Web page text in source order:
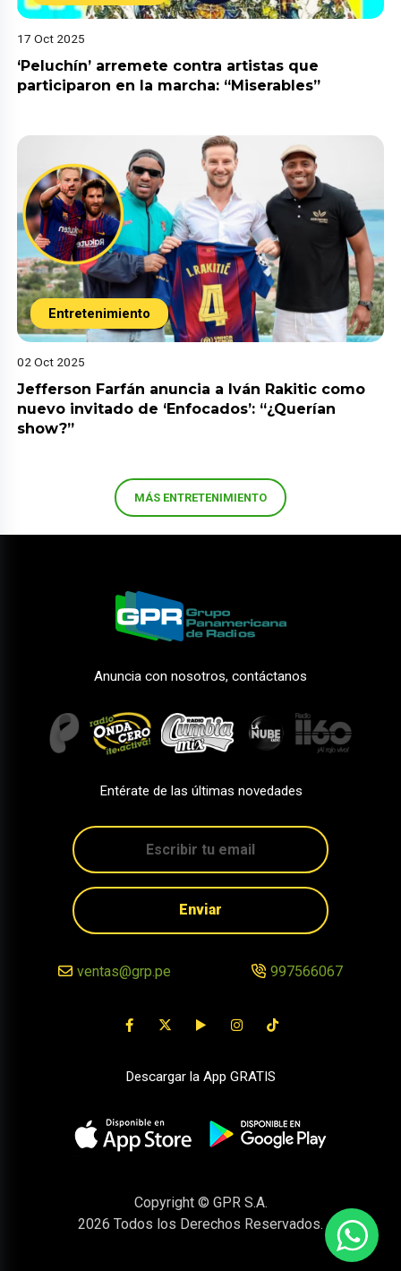
17 Oct 2025
‘Peluchín’ arremete contra artistas que
participaron en la marcha: “Miserables”
Entretenimiento
02 Oct 2025
Jefferson Farfán anuncia a Iván Rakitic como
nuevo invitado de ‘Enfocados’: “¿Querían
show?”
MÁS ENTRETENIMIENTO
Anuncia con nosotros, contáctanos
Entérate de las últimas novedades
Enviar
ventas@grp.pe 997566067
Descargar la App GRATIS
Copyright © GPR S.A.
2026 Todos los Derechos Reservados.